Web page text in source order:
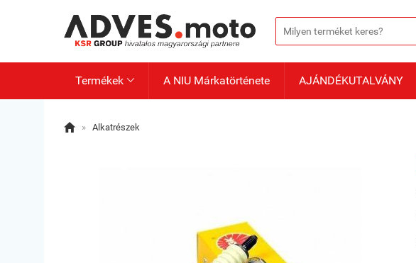
Termékek  A NIU Márkatörténete AJÁNDÉKUTALVÁNY
 » Alkatrészek